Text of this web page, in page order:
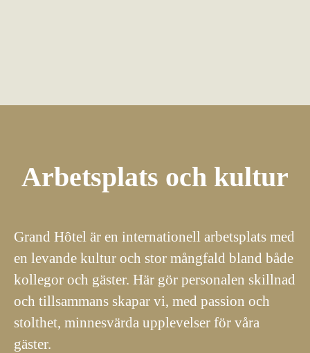
Arbetsplats och kultur
Grand Hôtel är en internationell arbetsplats med
en levande kultur och stor mångfald bland både
kollegor och gäster. Här gör personalen skillnad
och tillsammans skapar vi, med passion och
stolthet, minnesvärda upplevelser för våra
gäster.